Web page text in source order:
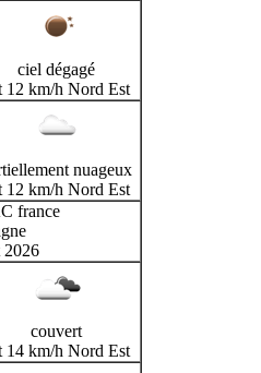
ciel dégagé
12 km/h Nord Est
nuageux
12 km/h Nord Est
france
2026
couvert
14 km/h Nord Est